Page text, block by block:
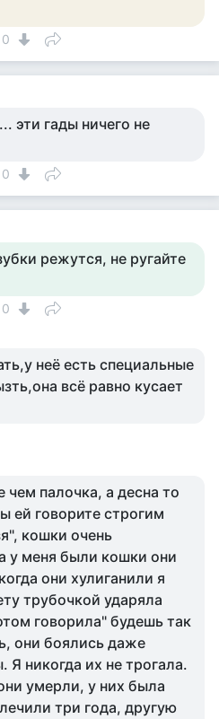
0
эти гады ничего не
0
режутся, не ругайте
0
неё есть специальные
всё равно кусает
чем палочка, а десна то
ей говорите строгим
кошки очень
у меня были кошки они
они хулиганили я
трубочкой ударяла
говорила" будешь так
они боялись даже
Я никогда их не трогала.
умерли, у них была
три года, другую